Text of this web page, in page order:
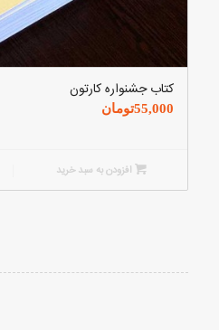
کتاب جشنواره کارتون
55,000تومان
افزودن به سبد خرید